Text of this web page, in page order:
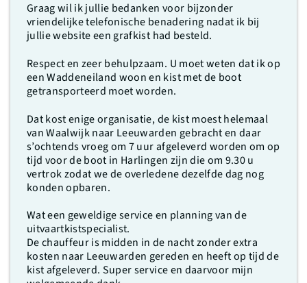
Graag wil ik jullie bedanken voor bijzonder
vriendelijke telefonische benadering nadat ik bij
jullie website een grafkist had besteld.
Respect en zeer behulpzaam. U moet weten dat ik op
een Waddeneiland woon en kist met de boot
getransporteerd moet worden.
Dat kost enige organisatie, de kist moest helemaal
van Waalwijk naar Leeuwarden gebracht en daar
s’ochtends vroeg om 7 uur afgeleverd worden om op
tijd voor de boot in Harlingen zijn die om 9.30 u
vertrok zodat we de overledene dezelfde dag nog
konden opbaren.
Wat een geweldige service en planning van de
uitvaartkistspecialist.
De chauffeur is midden in de nacht zonder extra
kosten naar Leeuwarden gereden en heeft op tijd de
kist afgeleverd. Super service en daarvoor mijn